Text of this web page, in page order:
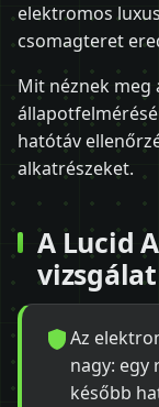
elektromos
csomagteret
Mit néznek meg
hatótáv
alkatrészeket.
A Lucid
vizsgálat
Az
nagy: egy
később